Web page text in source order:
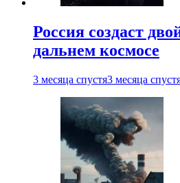
Россия создаст
дальнем космосе
3 месяца спустя3 месяца